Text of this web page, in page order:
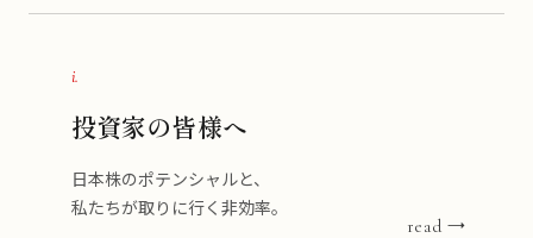
i.
投資家の皆様へ
日本株のポテンシャルと、
私たちが取りに行く非効率。
read →